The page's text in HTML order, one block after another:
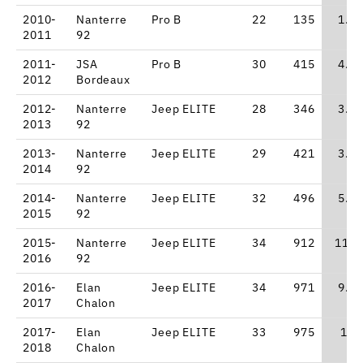
2010-
2011
Nanterre
92
Pro B 22 135 1.6
2011-
2012
JSA
Bordeaux
Pro B 30 415 4.5
2012-
2013
Nanterre
92
Jeep ELITE 28 346 3.2
2013-
2014
Nanterre
92
Jeep ELITE 29 421 3.4
2014-
2015
Nanterre
92
Jeep ELITE 32 496 5.3
2015-
2016
Nanterre
92
Jeep ELITE 34 912 11.1
2016-
2017
Elan
Chalon
Jeep ELITE 34 971 9.3
2017-
2018
Elan
Chalon
Jeep ELITE 33 975 14